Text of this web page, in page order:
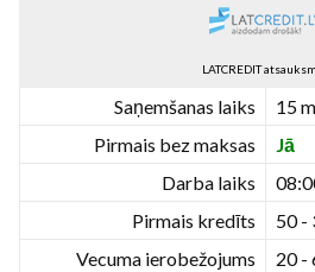
LATCREDIT
Saņemšanas laiks
15
Pirmais bez maksas
Jā
Darba laiks
Pirmais kredīts
50 -
Vecuma ierobežojums
20 -